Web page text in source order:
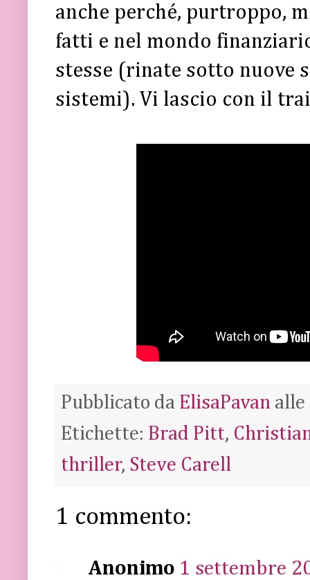
anche perché, purtroppo,
fatti e nel mondo
stesse (rinate sotto nuove
sistemi). Vi lascio con il
Pubblicato da ElisaPavan alle
Etichette: Brad Pitt,
thriller, Steve Carell
1 commento:
Anonimo 1 settembre